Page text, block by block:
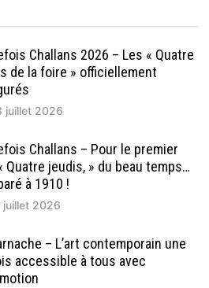
Challans 2026 – Les « Quatre
de la foire » officiellement
juillet 2026
Challans – Pour le premier
Quatre jeudis, » du beau temps…
à 1910 !
juillet 2026
– L’art contemporain une
accessible à tous avec